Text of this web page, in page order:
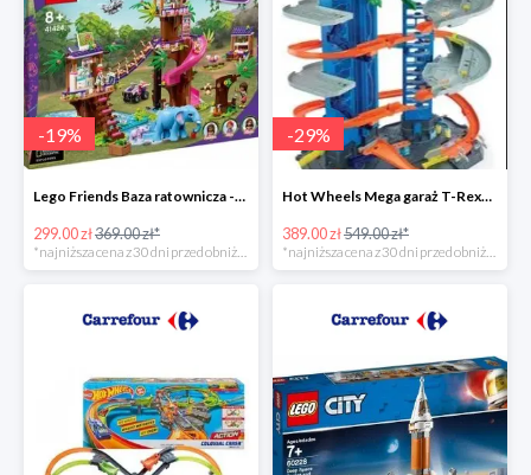
-19%
Lego Friends Baza ratownicza -19%
299.00 zł369.00 zł*
-29%
Hot Wheels Mega garaż T-Rexa -29%
389.00 zł549.00 zł*